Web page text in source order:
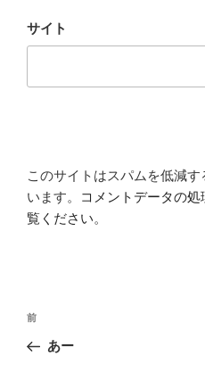
サイト
このサイトはスパムを低減
います。
コメントデータの
覧ください。
投
ナ
前
の
前
あー